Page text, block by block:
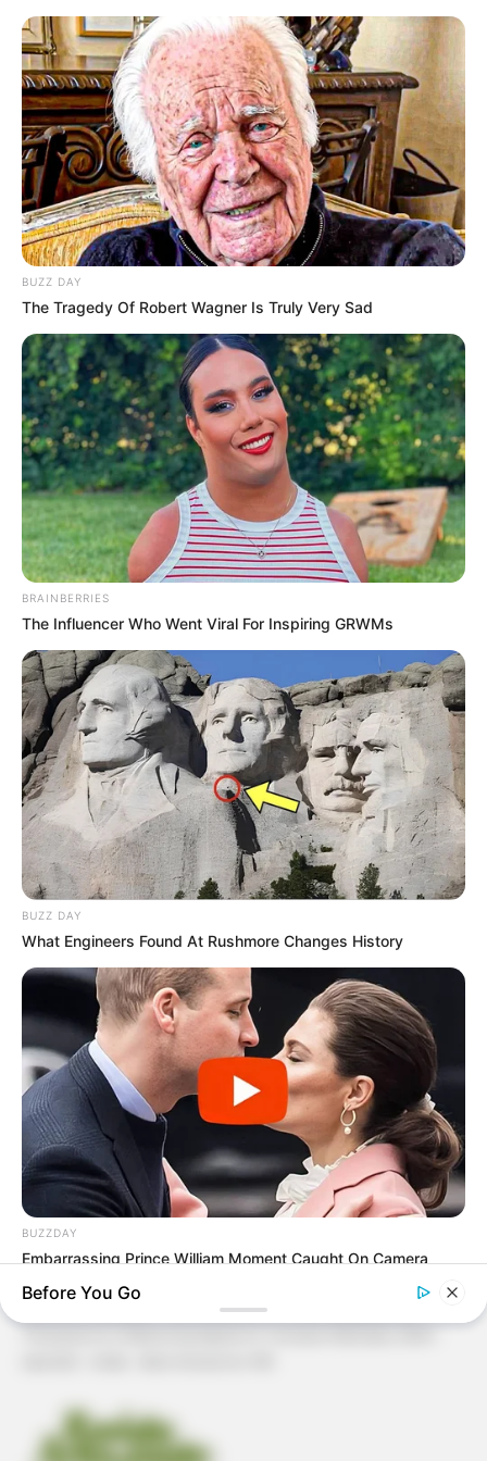
sousplat em crochê
Sousplat em Crochê de
Coelhinho: Passo a Passo
Simples e Lindo
18.079.935/0001-70
FBO Negócios de Treinamento e Marketing Digital
Artesanatos
Encadernação Artesanal
Filtro dos Sonhos
Lembrancinhas de Casamento
Patchwork
Pintura em Tecido
Sabonete artesanal
Artesanato com Garrafa Pet
Revista Artesanato - 18.079.935/0001-70 FBO Negócios de
BUZZ DAY
The Tragedy Of Robert Wagner Is Truly Very Sad
BRAINBERRIES
The Influencer Who Went Viral For Inspiring GRWMs
BUZZ DAY
What Engineers Found At Rushmore Changes History
BUZZDAY
Embarrassing Prince William Moment Caught On Camera
BUZZ DAY
Before You Go